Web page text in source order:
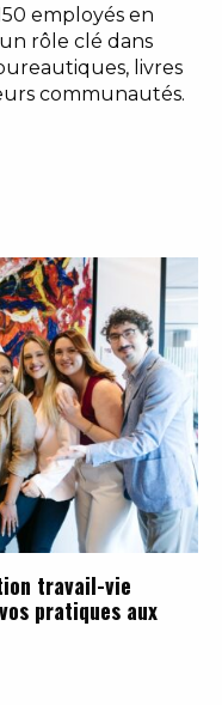
employés en
rôle clé dans
livres
communautés.
travail-vie
pratiques aux